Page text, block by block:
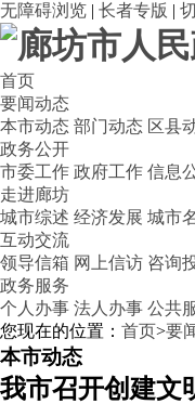
无障碍浏览 | 长者专版 |
首页
要闻动态
本市动态 部门动态 区县
政务公开
市委工作 政府工作 信息
走进廊坊
城市综述 经济发展 城市
互动交流
领导信箱 网上信访 咨询
政务服务
个人办事 法人办事 公共
您现在的位置： 首页>要
本市动态
我市召开创建文